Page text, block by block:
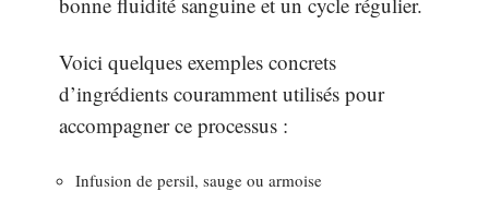
Voici quelques exemples concrets
d’ingrédients couramment utilisés pour
accompagner ce processus :
Infusion de persil, sauge ou armoise